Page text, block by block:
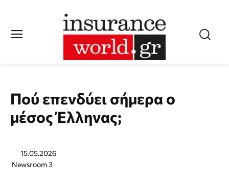
Πού επενδύει σήμερα ο
μέσος Έλληνας;
15.05.2026
Newsroom 3